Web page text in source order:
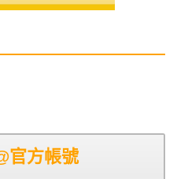
官方帳號